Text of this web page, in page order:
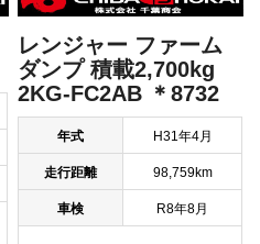
レンジャー ファーム
ダンプ 積載2,700kg
2KG-FC2AB ＊8732
年式 H31年4月
走行距離 98,759km
車検 R8年8月